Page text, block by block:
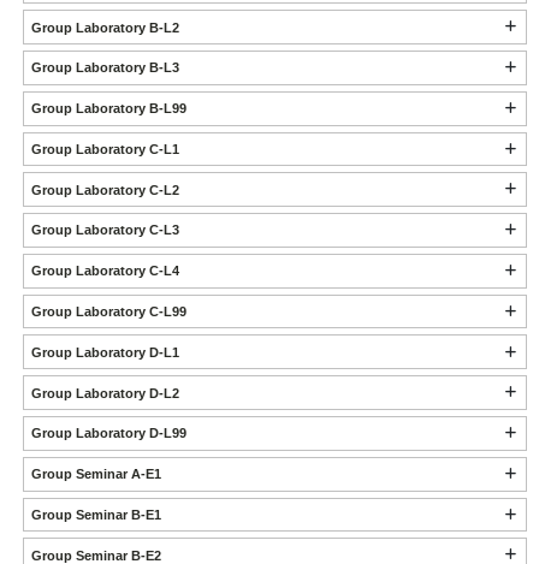
Group Laboratory B-L2
Group Laboratory B-L3
Group Laboratory B-L99
Group Laboratory C-L1
Group Laboratory C-L2
Group Laboratory C-L3
Group Laboratory C-L4
Group Laboratory C-L99
Group Laboratory D-L1
Group Laboratory D-L2
Group Laboratory D-L99
Group Seminar A-E1
Group Seminar B-E1
Group Seminar B-E2